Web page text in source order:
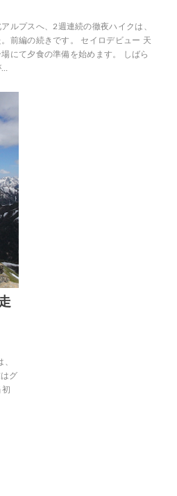
ルプスへ、2週連続の徹夜ハイクは、
前編の続きです。 セイロデビュー 天
にて夕食の準備を始めます。 しばら
グ